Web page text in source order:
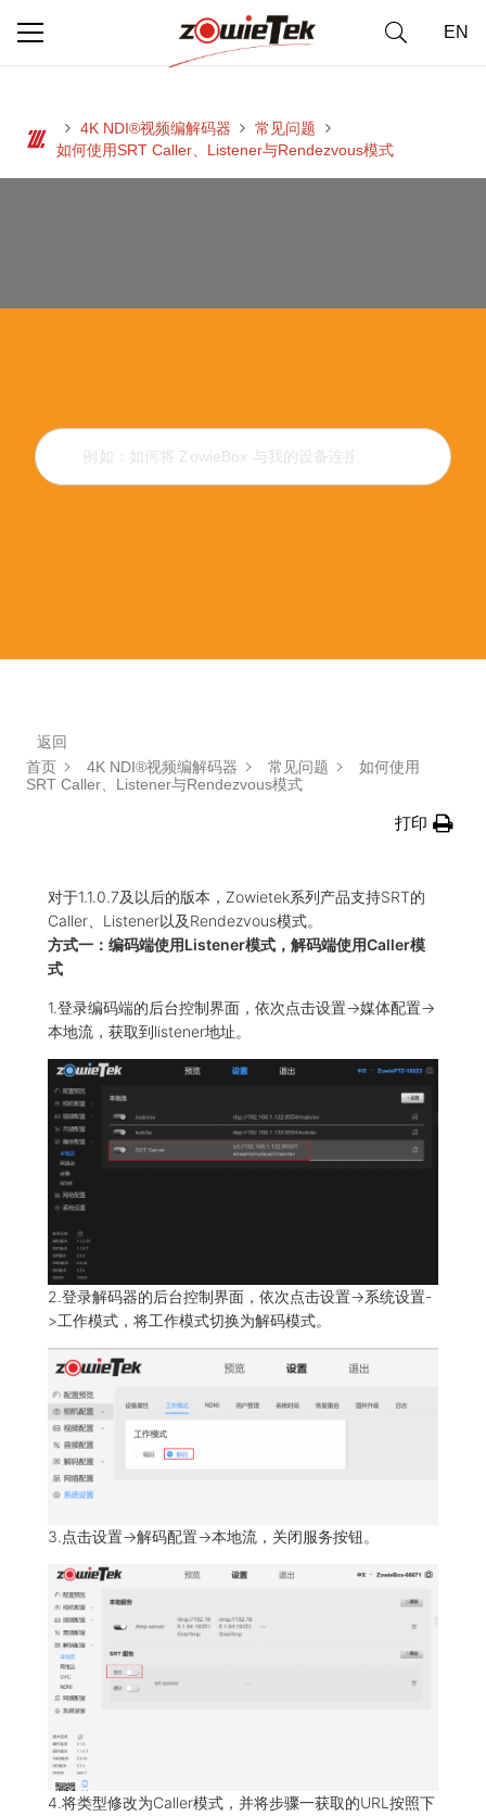
EN
4K NDI®视频编解码器
常见问题
如何使用SRT Caller、Listener与Rendezvous模式
返回
首页
4K NDI®视频编解码器 常见问题
如何使用
SRT Caller、Listener与Rendezvous模式
打印
对于1.1.0.7及以后的版本，Zowietek系列产品支持SRT的
Caller、Listener以及Rendezvous模式。
方式一：编码端使用Listener模式，解码端使用Caller模
式
1.登录编码端的后台控制界面，依次点击设置->媒体配置->
本地流，获取到listener地址。
2.登录解码器的后台控制界面，依次点击设置->系统设置-
>工作模式，将工作模式切换为解码模式。
3.点击设置->解码配置->本地流，关闭服务按钮。
4.将类型修改为Caller模式，并将步骤一获取的URL按照下